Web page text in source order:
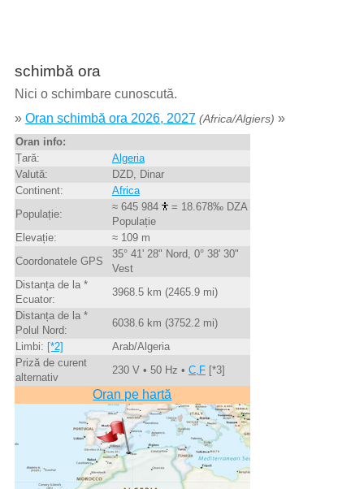
schimbă ora
Nici o schimbare cunoscută.
» Oran schimbă ora 2026, 2027 (Africa/Algiers) »
Oran info:
Țară:
Algeria
Valută:
DZD, Dinar
Continent:
Africa
Populație:
≈ 645 984
= 18.678‰ DZA
Populație
Elevație:
≈ 109 m
Coordonatele GPS
35° 41' 28" Nord, 0° 38' 30"
Vest
Distanța de la *
Ecuator:
3968.5 km (2465.9 mi)
Distanța de la *
Polul Nord:
6038.6 km (3752.2 mi)
Limbi: [*2]
Arab/Algeria
Priză de curent
alternativ
230 V • 50 Hz • C,F[*3]
Oran pe hartă